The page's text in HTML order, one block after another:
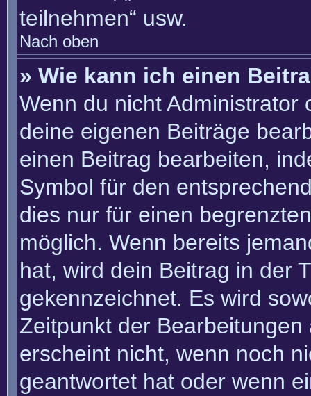
teilnehmen“ usw.
Nach oben
» Wie kann ich einen
Wenn du nicht
deine eigenen Beiträge
einen Beitrag bearbeiten,
Symbol für den
dies nur für einen
möglich. Wenn bereits
hat, wird dein Beitrag in der
gekennzeichnet. Es wird
Zeitpunkt der
erscheint nicht, wenn noch
geantwortet hat oder wenn